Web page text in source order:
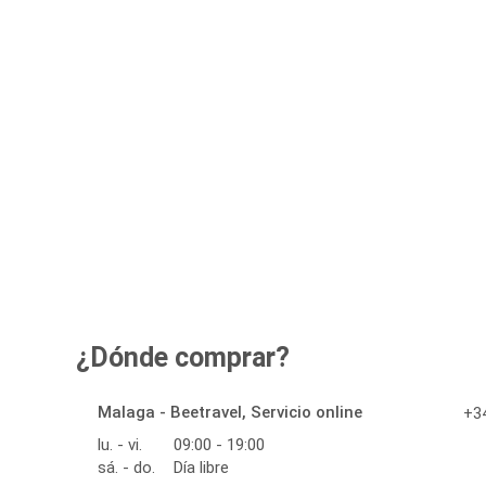
¿Dónde comprar?
Malaga - Beetravel, Servicio online
lu. - vi.
09:00 - 19:00
sá. - do.
Día libre